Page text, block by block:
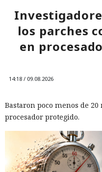
los parches
en
14:18 / 09.08.2026
Bastaron poco menos de
procesador protegido.